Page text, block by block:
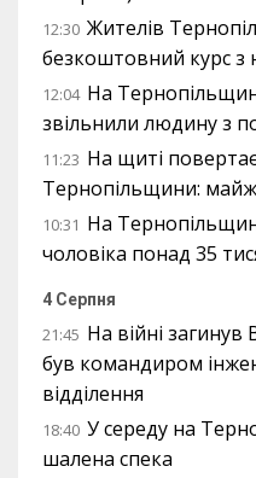
12:30 Жителів
безкоштовний курс з
12:04 На
звільнили людину з
11:23 На щиті
Тернопільщини:
10:31 На
чоловіка понад 35
4 Серпня
21:45 На війні
був командиром
відділення
18:40 У середу на
шалена спека